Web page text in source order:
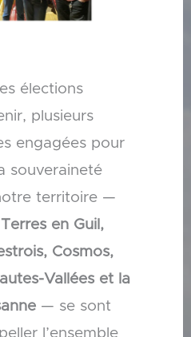
élections
plusieurs
engagées pour
souveraineté
territoire —
Terres en Guil,
Cosmos,
Vallées et la
— se sont
l’ensemble